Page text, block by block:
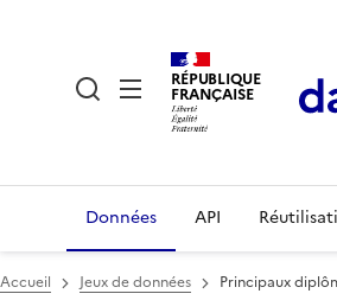
RÉPUBLIQUE
FRANÇAISE
Données API
Accueil Jeux de données Principaux